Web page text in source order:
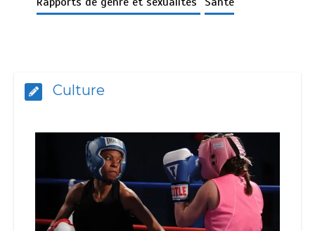
Culture